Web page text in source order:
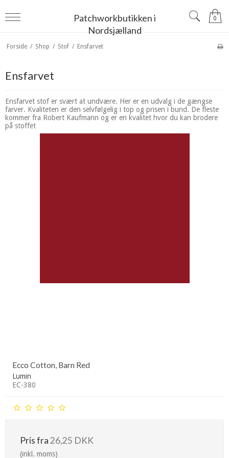
Patchworkbutikken i
Nordsjælland
0
Forside / Shop / Stof / Ensfarvet
Ensfarvet
Ensfarvet stof er svært at undvære. Her er en udvalg i de gængse
farver. Kvaliteten er den selvfølgelig i top og prisen i bund. De fleste
kommer fra Robert Kaufmann og er en kvalitet hvor du kan brodere
på stoffet
Ecco Cotton, Barn Red
Lumin
EC-380
Pris fra 26,25 DKK
(inkl. moms)